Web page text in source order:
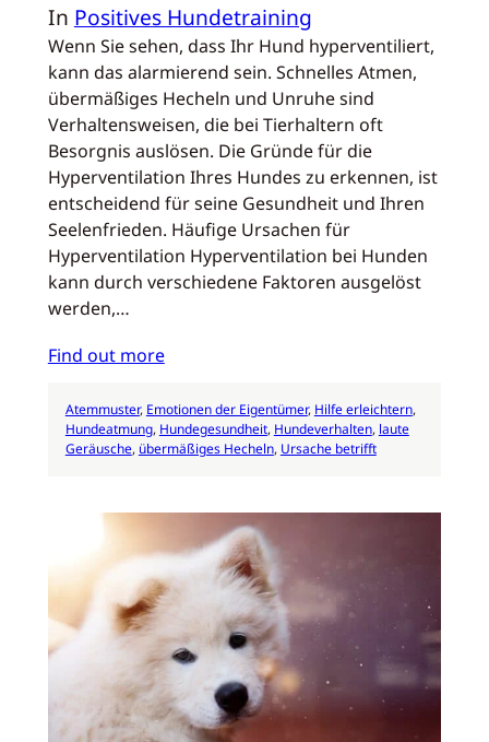
In Positives Hundetraining
Wenn Sie sehen, dass Ihr Hund hyperventiliert,
kann das alarmierend sein. Schnelles Atmen,
übermäßiges Hecheln und Unruhe sind
Verhaltensweisen, die bei Tierhaltern oft
Besorgnis auslösen. Die Gründe für die
Hyperventilation Ihres Hundes zu erkennen, ist
entscheidend für seine Gesundheit und Ihren
Seelenfrieden. Häufige Ursachen für
Hyperventilation Hyperventilation bei Hunden
kann durch verschiedene Faktoren ausgelöst
werden,…
Find out more
Atemmuster, Emotionen der Eigentümer, Hilfe erleichtern
Hundeatmung, Hundegesundheit, Hundeverhalten, laute
Geräusche, übermäßiges Hecheln, Ursache betrifft